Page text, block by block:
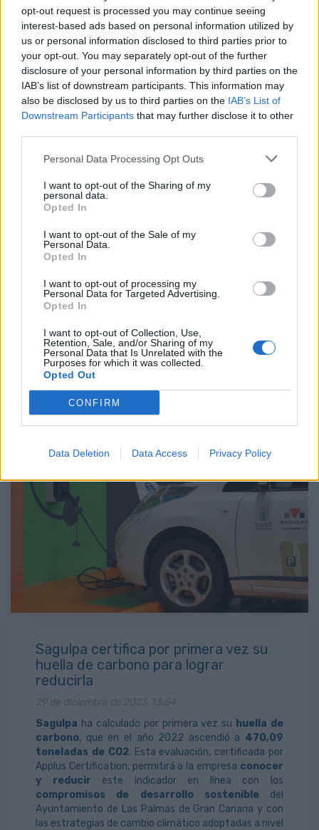
opt-out request is processed you may continue seeing
interest-based ads based on personal information utilized by
us or personal information disclosed to third parties prior to
your opt-out. You may separately opt-out of the further
disclosure of your personal information by third parties on the
IAB’s list of downstream participants. This information may
also be disclosed by us to third parties on the IAB’s List of
Downstream Participants that may further disclose it to other
Personal Data Processing Opt Outs
I want to opt-out of the Sharing of my
personal data.
Opted In
I want to opt-out of the Sale of my
Personal Data.
Opted In
I want to opt-out of processing my
Personal Data for Targeted Advertising.
Opted In
I want to opt-out of Collection, Use,
Retention, Sale, and/or Sharing of my
Personal Data that Is Unrelated with the
Purposes for which it was collected.
Opted Out
CONFIRM
Data Deletion Data Access Privacy Policy
Sagulpa aprueba por unanimidad sus
cuentas anuales de 2023 y reafirma
su apuesta por una movilidad
sostenible e inteligente
El Consejo de Administración de
Sagulpaha
aprobado hoy suscuentas anuales
correspondientes al ejercicio 2023. La empresa
517.267 eurosy aumentó su cifra de negocio un
11,56%, alcanzando los10.007.196 euros
Sagulpa certifica por primera vez su
huella de carbono para lograr
reducirla
Sagulpa ha calculado por primera vez su huella de
carbono, que en el año 2022 ascendió a 470,09
toneladas de CO2. Esta evaluación, certificada por
Applus Certification, permitirá a la empresa conocer
y reducireste indicador en línea con los
compromisos de desarrollo sostenibledel
Ayuntamiento de Las Palmas de Gran Canaria y con
las estrategias de cambio climático adoptadas a nivel